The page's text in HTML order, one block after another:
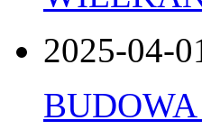
2025-04-